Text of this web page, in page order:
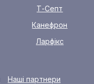
Т-Септ
Канефрон
Ларфікс
Наші партнери